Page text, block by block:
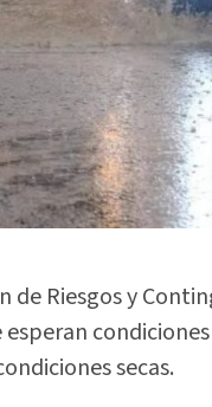
de Riesgos y
secas.